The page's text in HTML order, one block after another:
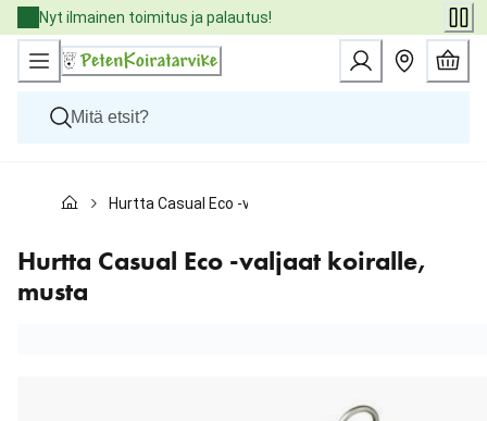
Skip
to
Content
Nyt ilmainen toimitus ja palautus!
Kissat
Eläinlääkäriruoat
Tuotemerkit
Uutuudet
Hurtta Casual Eco -valjaat koiralle, musta
Hurtta Casual Eco -valjaat koiralle,
musta